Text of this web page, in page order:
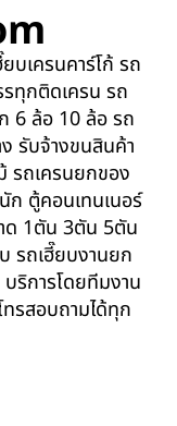
บเครนคาร์โก้ รถ
รทุกติดเครน รถ
6 ล้อ 10 ล้อ รถ
รับจ้างขนสินค้า
รถเครนยกของ
ตู้คอนเทนเนอร์
ด 1ตัน 3ตัน 5ตัน
รถเฮี๊ยบงานยก
บริการโดยทีมงาน
รสอบถามได้ทุก